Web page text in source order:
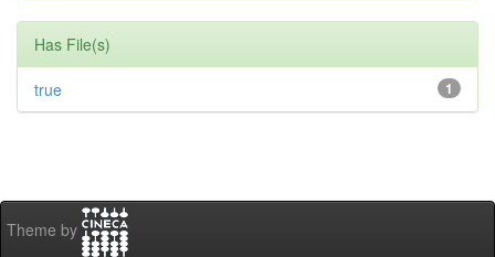
Has File(s)
1
true
Theme by